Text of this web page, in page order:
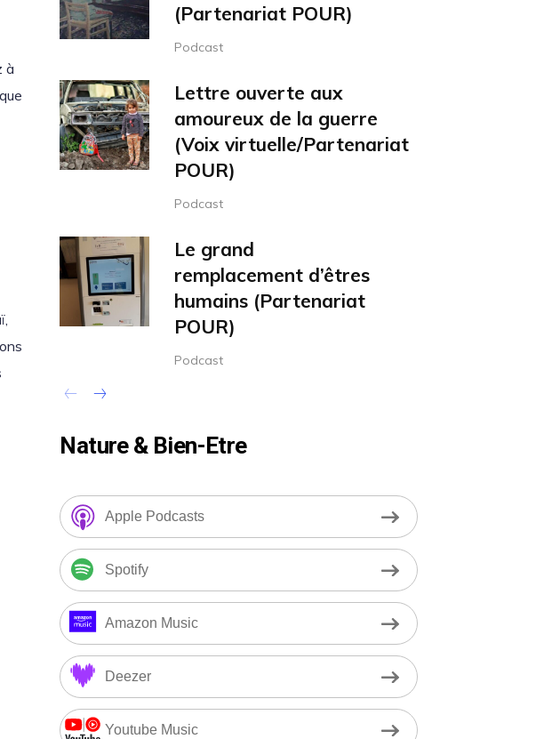
à
(Partenariat POUR)
Podcast
Lettre ouverte aux
amoureux de la guerre
(Voix virtuelle/Partenariat
POUR)
Podcast
Le grand
remplacement d’êtres
humains (Partenariat
POUR)
Podcast
Nature & Bien-Etre
Apple Podcasts
Spotify
Amazon Music
Deezer
Youtube Music